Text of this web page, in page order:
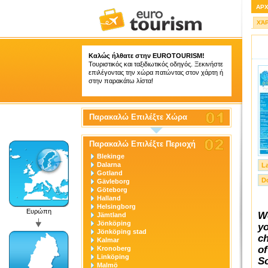
Καλώς ήλθατε στην EUROTOURISM!
Τουριστικός και ταξιδιωτικός οδηγός. Ξεκινήστε
επιλέγοντας την xώρα πατώντας στον χάρτη ή
στην παρακάτω λίστα!
Ευρώπη
Παρακαλώ Επιλέξτε Χώρα
Παρακαλώ Επιλέξτε Περιοχή
Blekinge
Dalarna
Gotland
Gävleborg
Göteborg
Halland
Helsingborg
Jämtland
Jönköping
Jönköping stad
Kalmar
Kronoberg
Linköping
Malmö